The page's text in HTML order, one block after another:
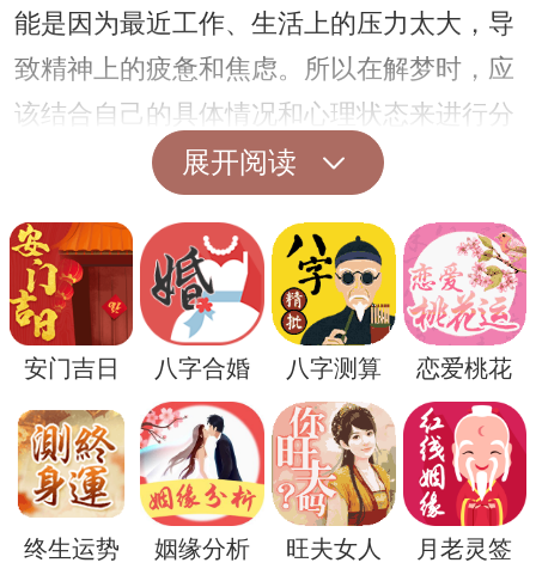
能是因为最近工作、生活上的压力太大，导
致精神上的疲惫和焦虑。所以在解梦时，应
该结合自己的具体情况和心理状态来进行分
除此之外，还需要考虑到梦中的妈妈是否出
展开阅读
安门吉日 八字合婚 八字测算 恋爱桃花
终生运势 姻缘分析 旺夫女人 月老灵签